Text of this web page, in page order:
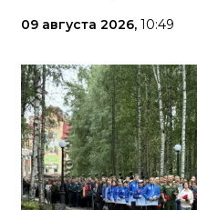
09 августа 2026, 10:49